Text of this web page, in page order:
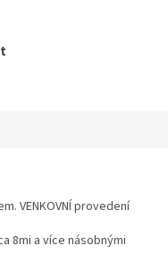
VENKOVNÍprovedení
8mi a více násobnými